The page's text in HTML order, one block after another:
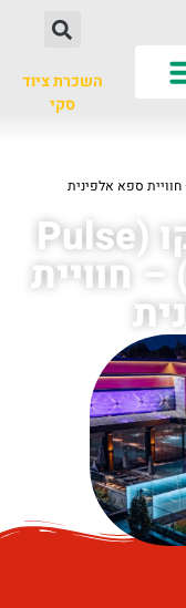
השכרת ציוד
סקי
פולס טרמה בנסקו (Pulse
Therme Bansko) – חוויית